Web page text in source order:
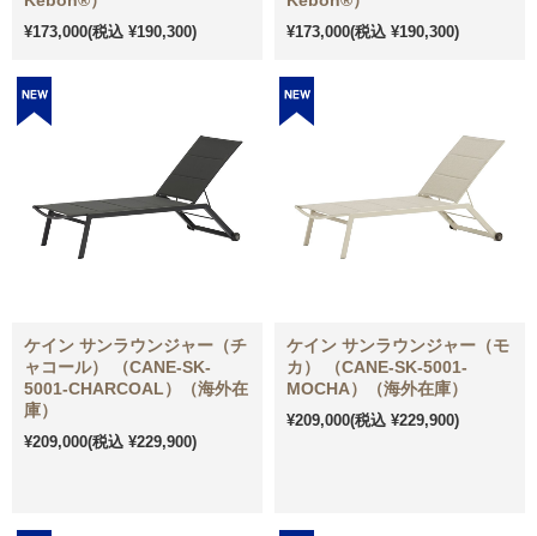
¥173,000(税込 ¥190,300) ¥173,000(税込 ¥190,300)
ケイン サンラウンジャー（チ
ャコール） （CANE-SK-
5001-CHARCOAL）（海外在
庫）
¥209,000(税込 ¥229,900)
ケイン サンラウンジャー（モ
カ） （CANE-SK-5001-
MOCHA）（海外在庫）
¥209,000(税込 ¥229,900)